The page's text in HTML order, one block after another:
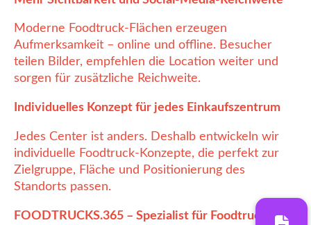
Moderne Foodtruck-Flächen erzeugen
Aufmerksamkeit – online und offline. Besucher
teilen Bilder, empfehlen die Location weiter und
sorgen für zusätzliche Reichweite.
Individuelles Konzept für jedes Einkaufszentrum
Jedes Center ist anders. Deshalb entwickeln wir
individuelle Foodtruck-Konzepte, die perfekt zur
Zielgruppe, Fläche und Positionierung des
Standorts passen.
FOODTRUCKS.365 – Spezialist für Foodtruck-